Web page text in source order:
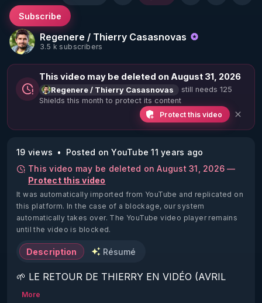
Regenere / Thierry Casasnovas
3.5 k subscribers
Subscribe
This video may be deleted on August 31, 2026
Regenere / Thierry Casasnovas
still needs 125
Shields this month to protect its content
Protect this video
19 views
Posted on YouTube 11 years ago
This video may be deleted on August 31, 2026 —
Protect this video
It was automatically imported from YouTube and replicated on
this platform. In the case of a blockage, our system
automatically takes over. The YouTube video player remains
until the video is blocked.
Description Résumé
🌱 LE RETOUR DE THIERRY EN VIDÉO (AVRIL
2022)!
More